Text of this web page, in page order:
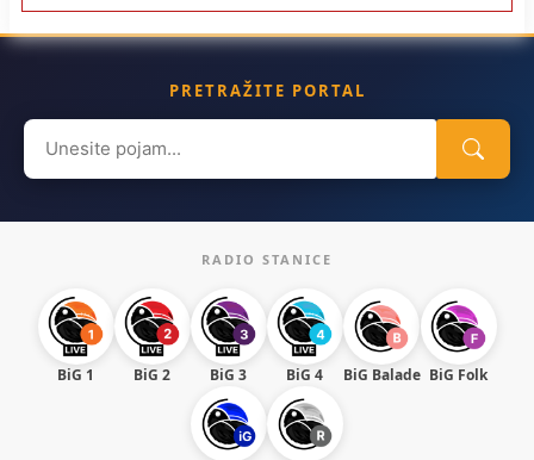
PRETRAŽITE PORTAL
Search
for:
RADIO STANICE
BiG 1 BiG 2 BiG 3 BiG 4 BiG Balade BiG Folk